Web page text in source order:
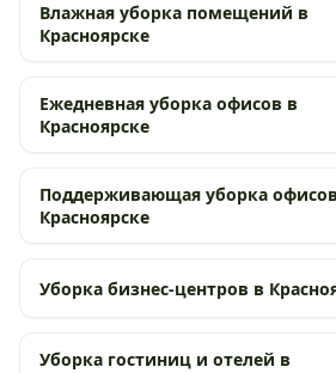
Влажная уборка помещений в
Красноярске
Ежедневная уборка офисов в
Красноярске
Поддерживающая уборка
Красноярске
Уборка бизнес-центров в
Уборка гостиниц и отелей в